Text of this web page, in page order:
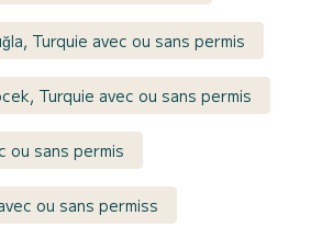
Turquie avec ou sans permis
Turquie avec ou sans permis
ou sans permis
ou sans permiss